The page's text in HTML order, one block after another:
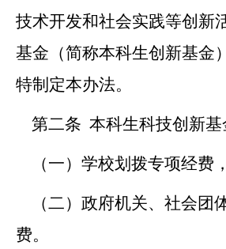
技术开发和社会实践等创新
基金 （简称本科生创新基
特制定本办法。
第二条 本科生科技创新基
（一）学校划拨专项经费
（二）政府机关、社会
费。